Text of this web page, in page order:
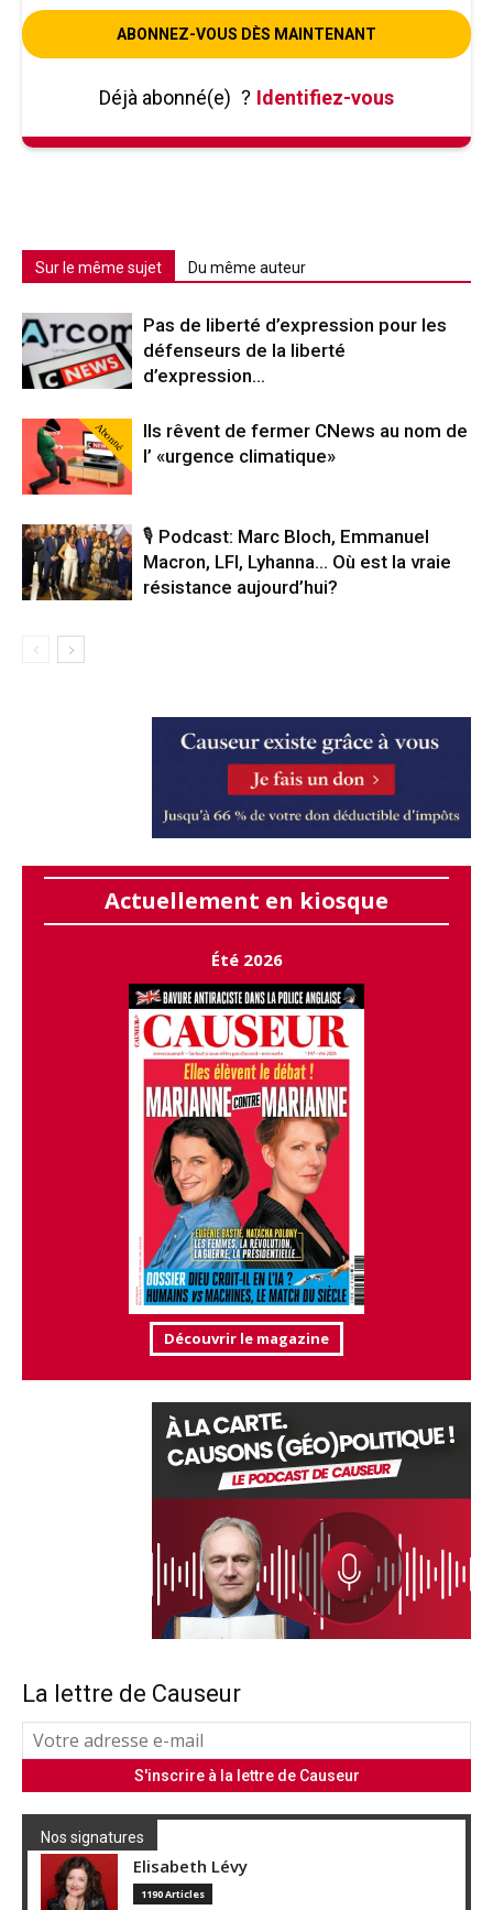
ABONNEZ-VOUS DÈS MAINTENANT
Déjà abonné(e) ? Identifiez-vous
Sur le même sujet Du même auteur
Pas de liberté d’expression pour les
défenseurs de la liberté
d’expression…
Abonné
Ils rêvent de fermer CNews au nom de
l’ «urgence climatique»
🎙️ Podcast: Marc Bloch, Emmanuel
Macron, LFI, Lyhanna… Où est la vraie
résistance aujourd’hui?
Actuellement en kiosque
Été 2026
Découvrir le magazine
La lettre de Causeur
Nos signatures
Elisabeth Lévy
1190 Articles